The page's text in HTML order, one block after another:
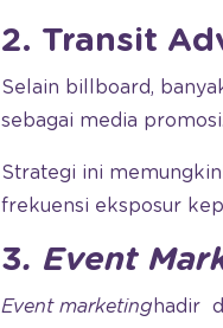
2. Transit
Selain billboard,
sebagai media
Strategi ini
frekuensi eksposur
3. Event
Event marketing hadir